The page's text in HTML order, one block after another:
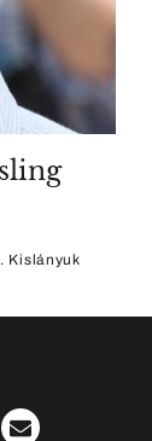
Kislányuk